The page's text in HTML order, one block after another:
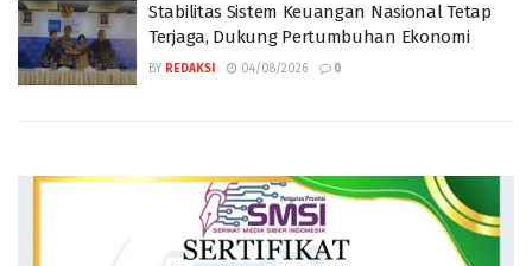
Stabilitas Sistem Keuangan Nasional Tetap
Terjaga, Dukung Pertumbuhan Ekonomi
BY REDAKSI 04/08/2026 0